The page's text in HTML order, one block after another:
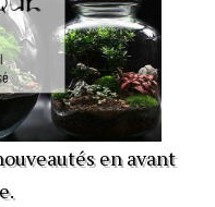
en avant